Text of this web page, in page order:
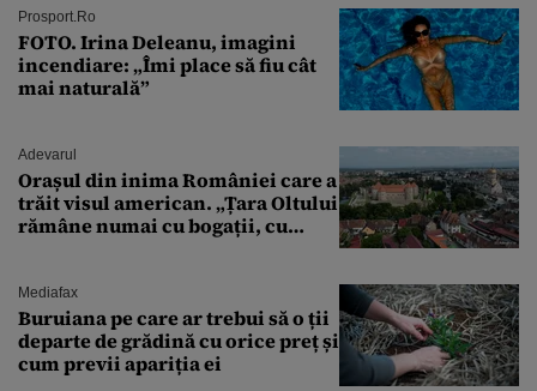
Prosport.ro
FOTO. Irina Deleanu, imagini
incendiare: „Îmi place să fiu cât
mai naturală”
Adevarul
Orașul din inima României care a
trăit visul american. „Țara Oltului
rămâne numai cu bogații, cu
Mediafax
Buruiana pe care ar trebui să o ții
departe de grădină cu orice preț și
cum previi apariția ei